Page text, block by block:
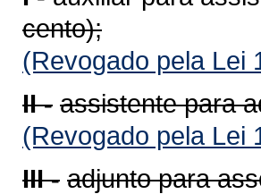
cento);
(Revogado pela Lei
II - assistente para
(Revogado pela Lei
III - adjunto para